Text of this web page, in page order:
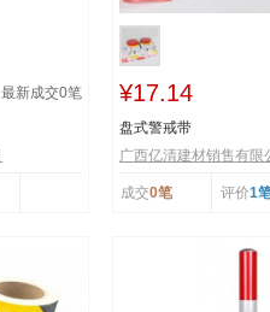
最新成交0笔 ¥17.14
盘式警戒带
广西亿清建材销售有限
成交0笔 评价1